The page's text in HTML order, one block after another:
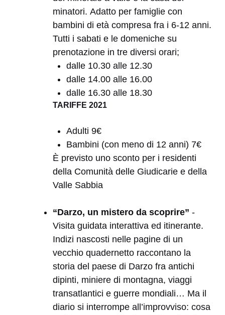
minatori. Adatto per famiglie con
bambini di età compresa fra i 6-12 anni.
Tutti i sabati e le domeniche su
prenotazione in tre diversi orari;
dalle 10.30 alle 12.30
dalle 14.00 alle 16.00
dalle 16.30 alle 18.30
TARIFFE 2021
Adulti 9€
Bambini (con meno di 12 anni) 7€
È previsto uno sconto per i residenti
della Comunità delle Giudicarie e della
Valle Sabbia
“Darzo, un mistero da scoprire” -
Visita guidata interattiva ed itinerante.
Indizi nascosti nelle pagine di un
vecchio quadernetto raccontano la
storia del paese di Darzo fra antichi
dipinti, miniere di montagna, viaggi
transatlantici e guerre mondiali… Ma il
diario si interrompe all’improvviso: cosa